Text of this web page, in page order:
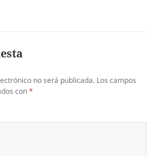
no será publicada. Los campos
con*